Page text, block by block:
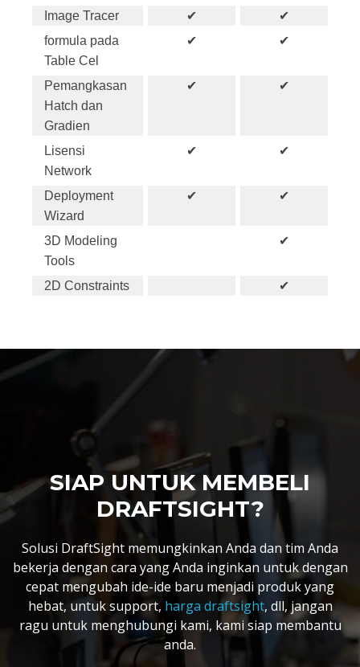
Image Tracer
✔
✔
formula pada
Table Cel
✔ ✔
Pemangkasan
Hatch dan
Gradien
✔ ✔
Lisensi
Network
✔ ✔
Deployment
Wizard
✔ ✔
3D Modeling
Tools
✔
2D Constraints ✔
SIAP UNTUK MEMBELI
DRAFTSIGHT?
Solusi DraftSight memungkinkan Anda dan tim Anda
bekerja dengan cara yang Anda inginkan untuk dengan
cepat mengubah ide-ide baru menjadi produk yang
hebat, untuk support, harga draftsight, dll, jangan
ragu untuk menghubungi kami, kami siap membantu
anda.